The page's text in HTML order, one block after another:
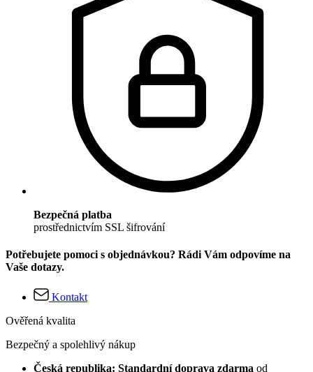
Bezpečná platba
prostřednictvím SSL šifrování
Potřebujete pomoci s objednávkou? Rádi Vám odpovíme na
Vaše dotazy.
Kontakt
Ověřená kvalita
Bezpečný a spolehlivý nákup
Česká republika: Standardní doprava zdarma od